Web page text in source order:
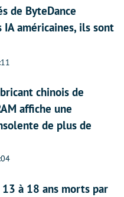
de ByteDance
américaines, ils sont
chinois de
affiche une
de plus de
13 à 18 ans morts par